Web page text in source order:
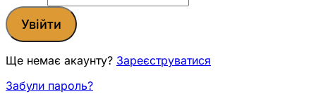
Увійти
Ще немає акаунту? Зареєструватися
Забули пароль?